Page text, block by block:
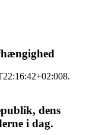
8.
dens
i dag.